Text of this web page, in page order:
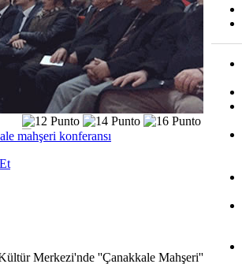
mahşeri konferansı
Merkezi'nde ''Çanakkale Mahşeri''